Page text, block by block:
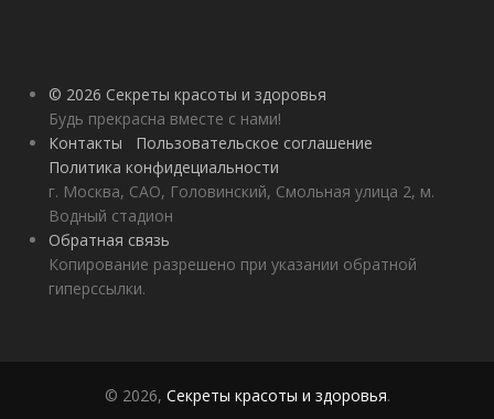
© 2026 Секреты красоты и здоровья
Будь прекрасна вместе с нами!
Контакты
Пользовательское соглашение
Политика конфидециальности
г. Москва, САО, Головинский, Смольная улица 2, м.
Водный стадион
Обратная связь
Копирование разрешено при указании обратной
гиперссылки.
© 2026, Секреты красоты и здоровья.